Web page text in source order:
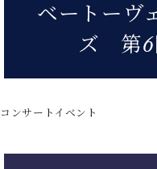
ヒ
ュ
コ
サ
グ
シ
ご
用
報
ベートーヴ
ズ 第6
コンサートイベント